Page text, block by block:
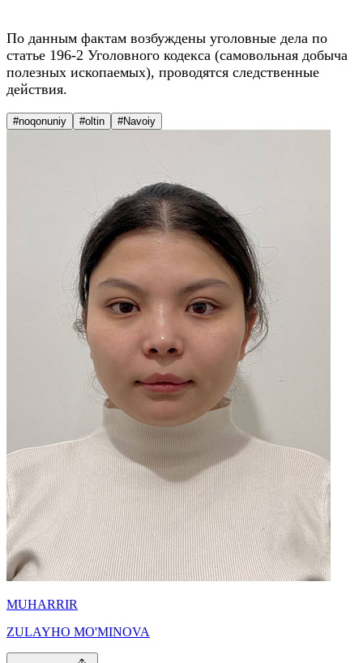
По данным фактам возбуждены уголовные дела по
статье 196-2 Уголовного кодекса (самовольная добыча
полезных ископаемых), проводятся следственные
действия.
#noqonuniy #oltin #Navoiy
MUHARRIR
ZULAYHO MO'MINOVA